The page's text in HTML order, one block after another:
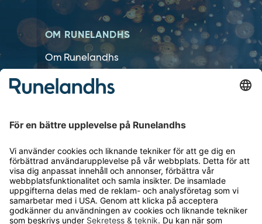
OM RUNELANDHS
Om Runelandhs
Köpvillkor
Lediga jobb
Kvalitets- och miljöpolicy
Läsvärt
TELEFON